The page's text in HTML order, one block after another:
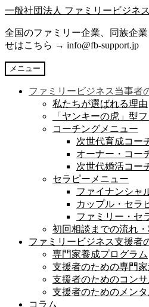
ナ
ゲ
ー
シ
ョ
コ
テ
ン
ツ
へ
一般社団法人 ファミリービジネ
全国のファミリー企業、同族企
せはこちら → info@fb-support.jp
メニュー
ファミリービジネス当事者
私たちが選ばれる理由
「ヤンキーの虎」型
コーチングメニュー
次世代育成コー
オーナー・コー
次世代婚活コー
セラピーメニュー
ファイナンシャ
カップル・セラ
ファミリー・セ
初回相談までの流れ
ファミリービジネス支援者
専門家養成プログラム
支援者のための専門
支援者のためのコン
支援者のためのメン
コラム